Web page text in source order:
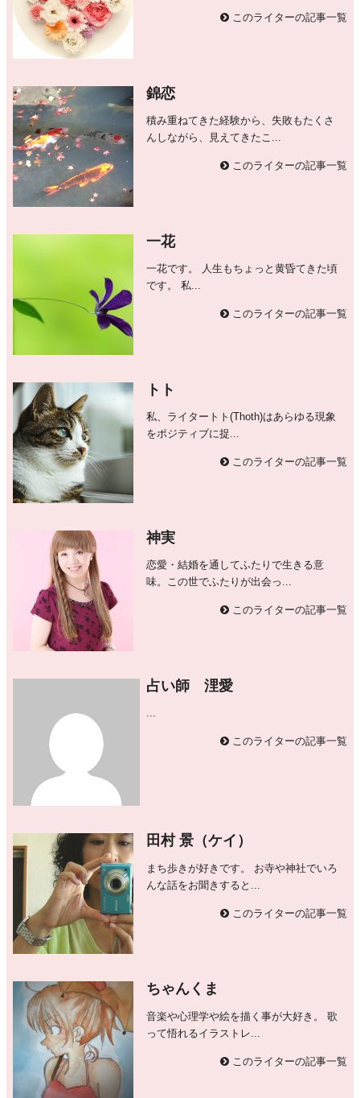
このライターの記事一覧
錦恋
積み重ねてきた経験から、失敗もたくさ
んしながら、見えてきたこ...
このライターの記事一覧
一花
一花です。 人生もちょっと黄昏てきた頃
です。 私...
このライターの記事一覧
トト
私、ライタートト(Thoth)はあらゆる現象
をポジティブに捉...
このライターの記事一覧
神実
恋愛・結婚を通してふたりで生きる意
味。この世でふたりが出会っ...
このライターの記事一覧
占い師 浬愛
...
このライターの記事一覧
田村 景（ケイ）
まち歩きが好きです。 お寺や神社でいろ
んな話をお聞きすると...
このライターの記事一覧
ちゃんくま
音楽や心理学や絵を描く事が大好き。 歌
って悟れるイラストレ...
このライターの記事一覧